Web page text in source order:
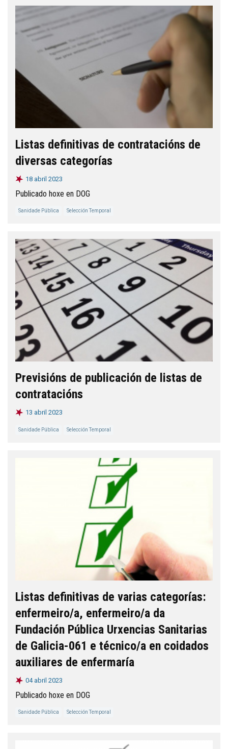
Listas definitivas de contratacións de
diversas categorías
18 abril 2023
Publicado hoxe en DOG
Sanidade Pública Selección Temporal
Previsións de publicación de listas de
contratacións
13 abril 2023
Sanidade Pública Selección Temporal
Listas definitivas de varias categorías:
enfermeiro/a, enfermeiro/a da
Fundación Pública Urxencias Sanitarias
de Galicia-061 e técnico/a en coidados
auxiliares de enfermaría
04 abril 2023
Publicado hoxe en DOG
Sanidade Pública Selección Temporal